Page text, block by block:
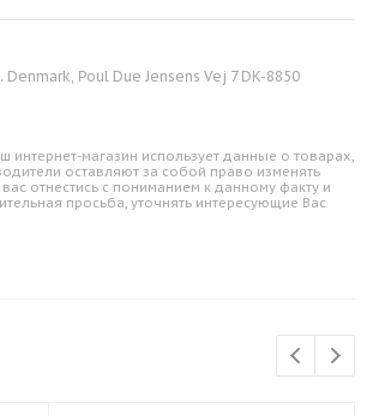
Poul Due Jensens Vej 7 DK-8850
магазин использует данные о товарах,
оставляют за собой право изменять
отнестись с пониманием к данному факту и
просьба, уточнять интересующие Вас